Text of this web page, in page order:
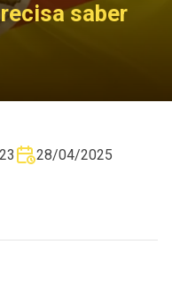
saber
28/04/2025